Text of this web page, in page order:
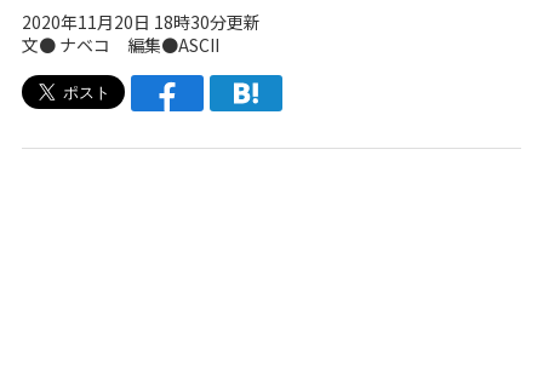
2020年11月20日 18時30分更新
文● ナベコ 編集●ASCII